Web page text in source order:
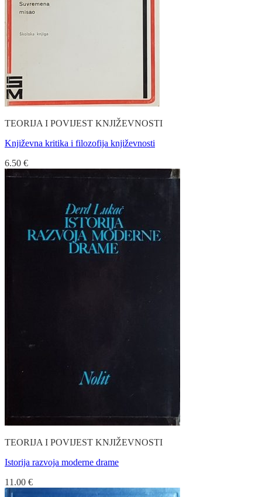
TEORIJA I POVIJEST KNJIŽEVNOSTI
Književna kritika i filozofija književnosti
6.50 €
TEORIJA I POVIJEST KNJIŽEVNOSTI
Istorija razvoja moderne drame
11.00 €